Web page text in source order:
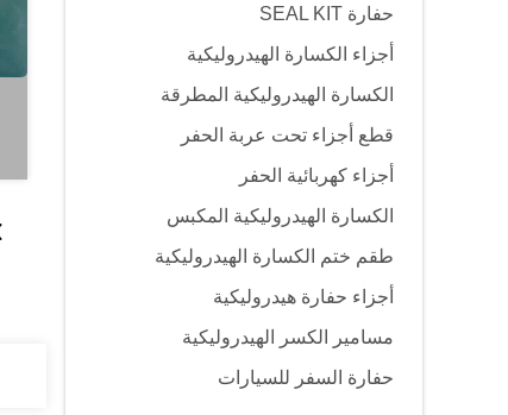
حفارة SEAL KIT
أجزاء الكسارة الهيدروليكية
الكسارة الهيدروليكية المطرقة
قطع أجزاء تحت عربة الحفر
أجزاء كهربائية الحفر
الكسارة الهيدروليكية المكبس
طقم ختم الكسارة الهيدروليكية
أجزاء حفارة هيدروليكية
مسامير الكسر الهيدروليكية
حفارة السفر للسيارات